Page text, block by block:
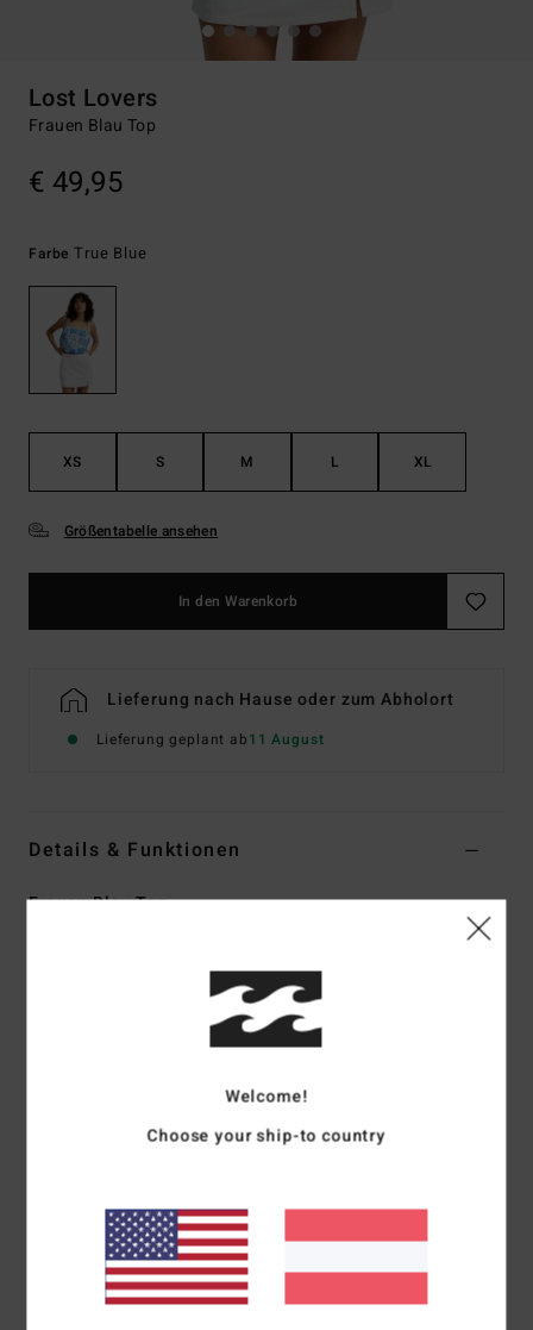
Lost Lovers
Frauen Blau Top
€ 49,95
FarbeTrue Blue
XS S M L XL
Größentabelle ansehen
In den Warenkorb
Lieferung nach Hause oder zum Abholort
Lieferung geplant ab11 August
Details & Funktionen
Frauen Blau Top
Baumwolle
Cut-out-Detail vorne mit Kordelzug
Metall-Plättchen
Versand & Rückversand
Welcome!
Choose your ship-to country